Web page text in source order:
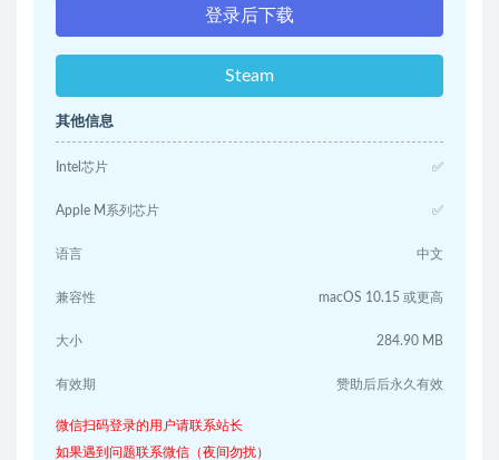
登录后下载
Steam
其他信息
Intel芯片 ✅
Apple M系列芯片 ✅
语言 中文
兼容性 macOS 10.15 或更高
大小 284.90 MB
有效期 赞助后后永久有效
微信扫码登录的用户请联系站长
如果遇到问题联系微信（夜间勿扰）